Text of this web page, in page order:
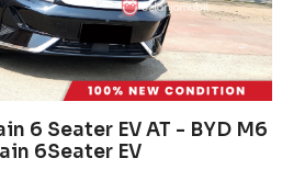
6 Seater EV AT - BYD M6
6Seater EV